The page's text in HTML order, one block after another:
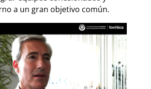
a un gran objetivo común.